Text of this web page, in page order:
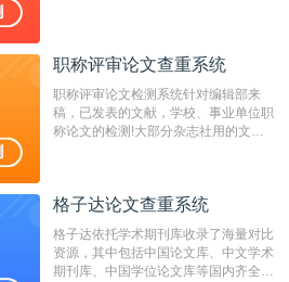
检测速度快、精度高，市场反映良好。
职称评审论文查重系统
职称评审论文检测系统针对编辑部来
稿，已发表的文献，学校、事业单位职
称论文的检测!大部分杂志社用的文献
编辑部检测来稿和已发表的文献,检测
测时注意填写第一作者,才能排除已发
表文献复制比。（限制字符数1万）
格子达论文查重系统
格子达依托学术期刊库收录了海量对比
资源，其中包括中国论文库、中文学术
期刊库、中国学位论文库等国内齐全的